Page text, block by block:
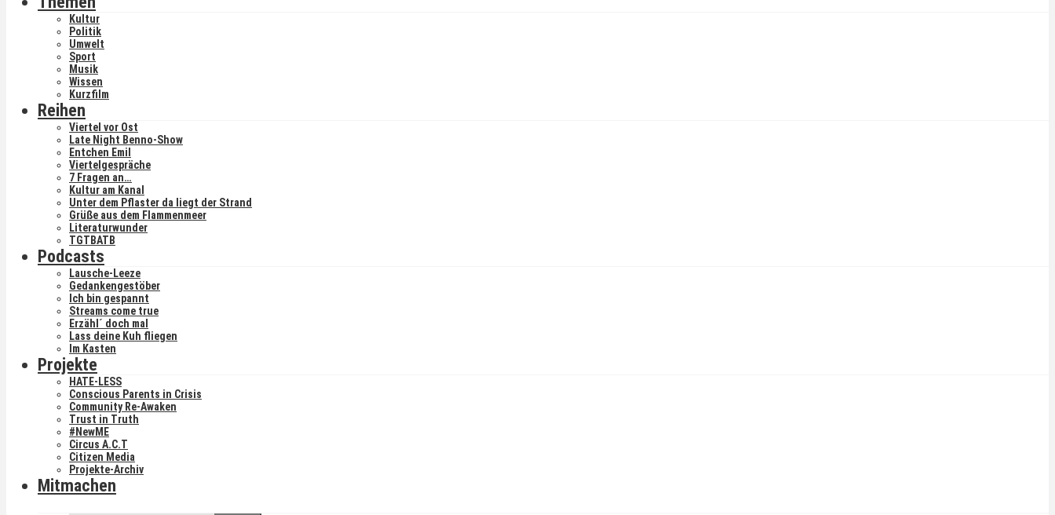
Kultur
Politik
Umwelt
Sport
Musik
Wissen
Kurzfilm
Reihen
Viertel vor Ost
Late Night Benno-Show
Entchen Emil
Viertelgespräche
7 Fragen an…
Kultur am Kanal
Unter dem Pflaster da liegt der Strand
Grüße aus dem Flammenmeer
Literaturwunder
TGTBATB
Podcasts
Lausche-Leeze
Gedankengestöber
Ich bin gespannt
Streams come true
Erzähl´ doch mal
Lass deine Kuh fliegen
Im Kasten
Projekte
HATE-LESS
Conscious Parents in Crisis
Community Re-Awaken
Trust in Truth
#NewME
Circus A.C.T
Citizen Media
Projekte-Archiv
Mitmachen